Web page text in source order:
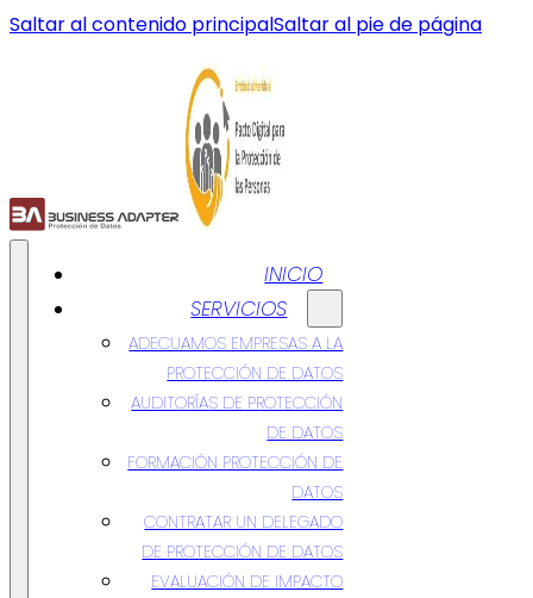
Saltar al contenido principalSaltar al pie de página
INICIO
SERVICIOS
ADECUAMOS EMPRESAS A LA
PROTECCIÓN DE DATOS
AUDITORÍAS DE PROTECCIÓN
DE DATOS
FORMACIÓN PROTECCIÓN DE
DATOS
CONTRATAR UN DELEGADO
DE PROTECCIÓN DE DATOS
EVALUACIÓN DE IMPACTO